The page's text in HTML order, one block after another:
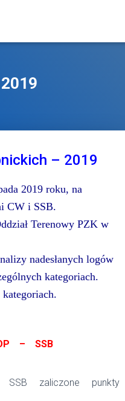
– 2019
2019 roku, na
CW i SSB.
Terenowy PZK w
nadesłanych logów
kategoriach.
– SSB
SSB zaliczone punkty